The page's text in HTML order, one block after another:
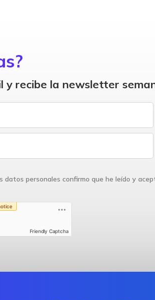
y recibe la newsletter
datos personales confirmo que he leído y
Friendly Captcha